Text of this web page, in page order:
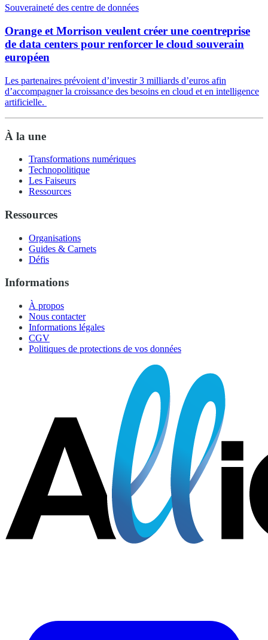
Souveraineté des centre de données
Orange et Morrison veulent créer une coentreprise
de data centers pour renforcer le cloud souverain
européen
Les partenaires prévoient d’investir 3 milliards d’euros afin
d’accompagner la croissance des besoins en cloud et en intelligence
artificielle.
À la une
Transformations numériques
Technopolitique
Les Faiseurs
Ressources
Ressources
Organisations
Guides & Carnets
Défis
Informations
À propos
Nous contacter
Informations légales
CGV
Politiques de protections de vos données